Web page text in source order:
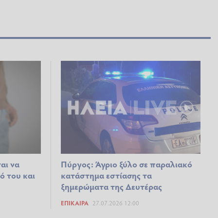
να
του και
Πύργος: Άγριο ξύλο σε παραλιακό
κατάστημα εστίασης τα
ξημερώματα της Δευτέρας
ΕΠΊΚΑΙΡΑ 27.07.2026 12:00